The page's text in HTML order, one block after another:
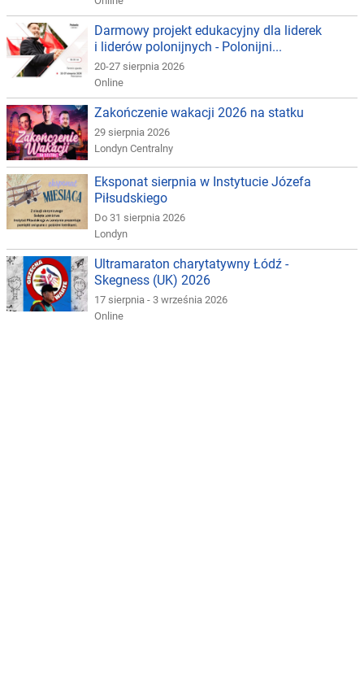
Darmowy projekt edukacyjny dla liderek
i liderów polonijnych - Polonijni...
20-27 sierpnia 2026
Online
Zakończenie wakacji 2026 na statku
29 sierpnia 2026
Londyn Centralny
Eksponat sierpnia w Instytucie Józefa
Piłsudskiego
Do 31 sierpnia 2026
Londyn
Ultramaraton charytatywny Łódź -
Skegness (UK) 2026
17 sierpnia - 3 września 2026
Online